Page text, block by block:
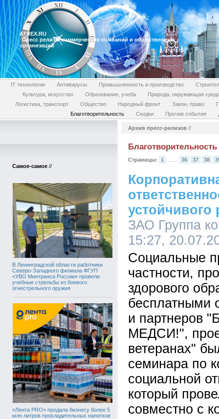
ATREX.RU
Пресс релизы коммерческих компаний и общественных
организаций
IT технологии Антивирусы Промышленность и производство
Культура, искусство
Образование, учеба
Природа, окружающая
Логистика, транспорт
Общество Народный фронт Закон, право
Благотворительность
Скидки Прочие события
Самое-самое //
В Ленинградской области работники
Северо-Западного филиала ФГУП
«УВО Минтранса России» провели
учебные стрельбы из боевого
огнестрельного оружия
«Лента PRO» продала бизнесу более 5
млн литров прохладительных напитков
Архив пресс-релизов //
Благотворительность
Страницы: 1 36 37 38
устойчивого
ЗАО Группа
15:27,
Социальные
частности,
здорового
бесплатными
и партнеров
МЕДСИ!",
ветеранах"
семинара по
социальной
который
совместно с